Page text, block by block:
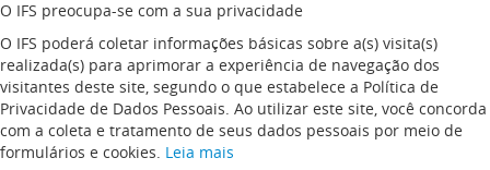
O IFS preocupa-se com a sua privacidade
O IFS poderá coletar informações básicas sobre a(s) visita(s)
realizada(s) para aprimorar a experiência de navegação dos
visitantes deste site, segundo o que estabelece a Política de
Privacidade de Dados Pessoais. Ao utilizar este site, você concorda
com a coleta e tratamento de seus dados pessoais por meio de
formulários e cookies. Leia mais